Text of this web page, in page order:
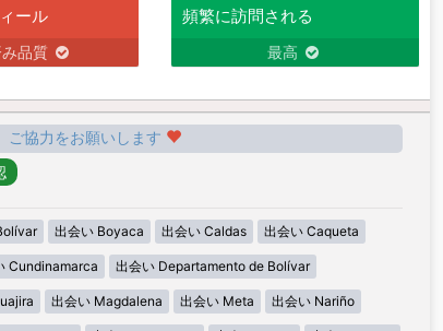
ール
品質
頻繁に訪問される
最高
ご協力をお願いします
出会い Boyaca 出会い Caldas 出会い Caqueta
Cundinamarca 出会い Departamento de Bolívar
出会い Magdalena 出会い Meta 出会い Nariño